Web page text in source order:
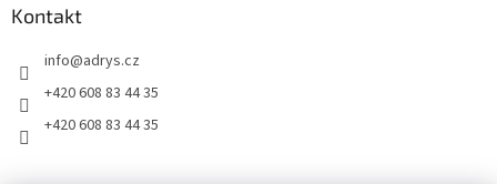
Kontakt
info@adrys.cz
+420 608 83 44 35
+420 608 83 44 35